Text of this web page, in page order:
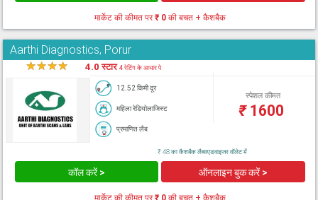
मार्केट की कीमत पर₹ 0की बचत + कैशबैक
Aarthi Diagnostics, Porur
★★★★ 4.0 स्टार4 रेटिंग के आधार पे
12.52 किमी दूर
महिला रेडियोलाजिस्ट
प्रमाणित लैब
स्पेशल कीमत
₹1600
₹ 48 का कैशबैक लैब्सएडवाइजर वॉलेट में
कॉल करें > ऑनलाइन बुक करें >
मार्केट की कीमत पर₹ 0की बचत + कैशबैक